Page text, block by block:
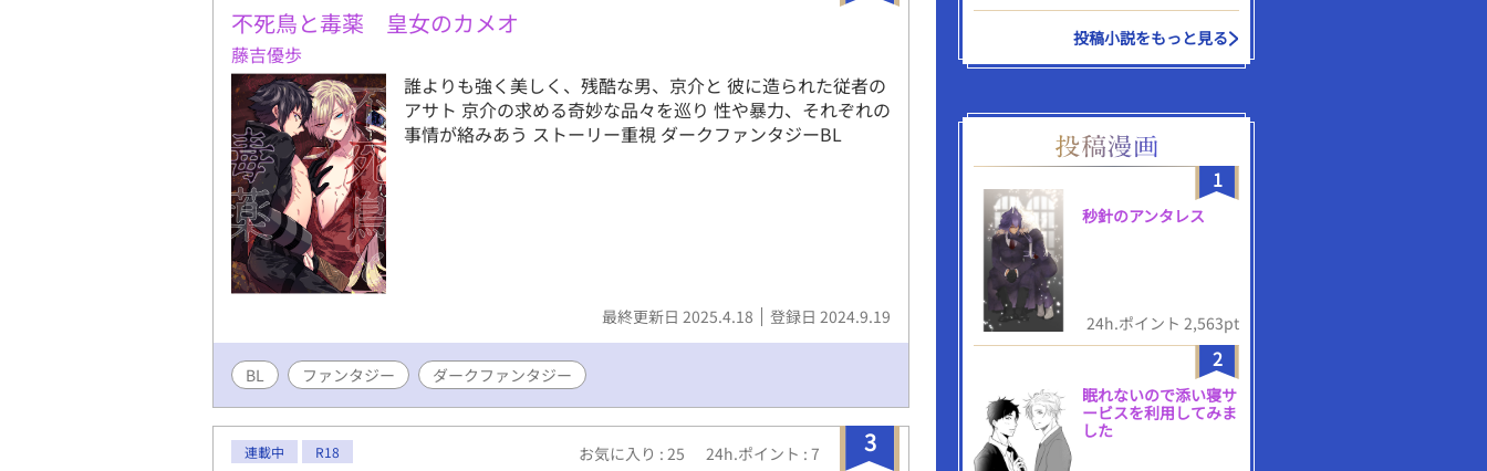
不死鳥と毒薬 皇女のカメオ
藤吉優歩
誰よりも強く美しく、残酷な男、京介と 彼に造られた従者の
アサト 京介の求める奇妙な品々を巡り 性や暴力、それぞれの
事情が絡みあう ストーリー重視 ダークファンタジーBL
最終更新日 2025.4.18 登録日 2024.9.19
BL ファンタジー ダークファンタジー
3
連載中 R18 お気に入り : 25 24h.ポイント : 7
投稿小説をもっと見る
1
秒針のアンタレス
24h.ポイント 2,563pt
2
眠れないので添い寝サ
ービスを利用してみま
した